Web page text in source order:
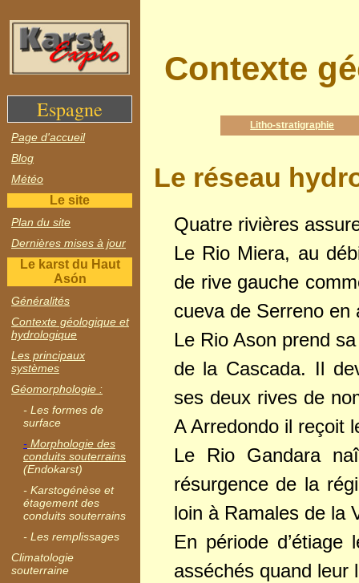
Espagne
Page d'accueil
Blog
Météo
Le site
Plan du site
Dernières mises à jour
Le karst du Haut
Asón
Généralités
Contexte géologique et
hydrologique
Les principaux
systèmes
Géomorphologie :
- Les formes de
surface
- Morphologie des
conduits souterrains
(Endokarst)
- Karstogénèse et
étagement des
conduits souterrains
- Les remplissages
Climatologie
souterraine
Contexte
Litho-stratigraphie
Le réseau
Quatre rivières
Le Rio Miera, au
de rive gauche
cueva de Serreno en
Le Rio Ason prend
de la Cascada. Il
ses deux rives de
A Arredondo il reçoit
Le Rio Gandara
résurgence de la
loin à Ramales de la
En période
asséchés quand leur